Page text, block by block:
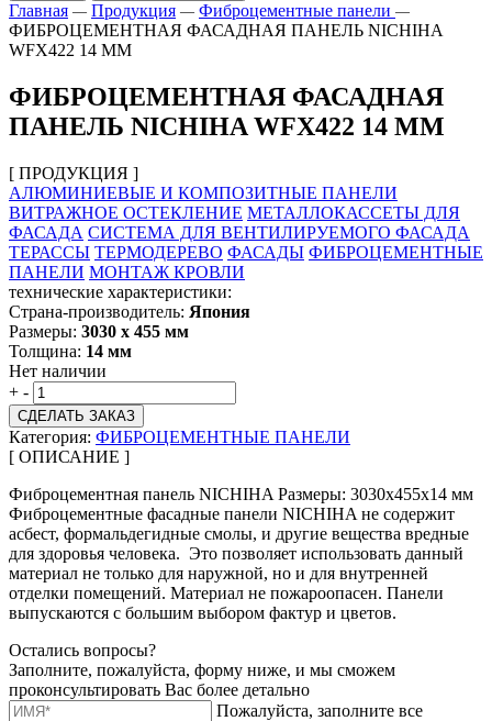
Главная — Продукция — Фиброцементные панели —
ФИБРОЦЕМЕНТНАЯ ФАСАДНАЯ ПАНЕЛЬ NICHIHA
WFX422 14 ММ
ФИБРОЦЕМЕНТНАЯ ФАСАДНАЯ
ПАНЕЛЬ NICHIHA WFX422 14 ММ
[ ПРОДУКЦИЯ ]
АЛЮМИНИЕВЫЕ И КОМПОЗИТНЫЕ ПАНЕЛИ
ВИТРАЖНОЕ ОСТЕКЛЕНИЕ МЕТАЛЛОКАССЕТЫ ДЛЯ
ФАСАДА СИСТЕМА ДЛЯ ВЕНТИЛИРУЕМОГО ФАСАДА
ТЕРАССЫ ТЕРМОДЕРЕВО ФАСАДЫ ФИБРОЦЕМЕНТНЫЕ
ПАНЕЛИ МОНТАЖ КРОВЛИ
технические характеристики:
Страна-производитель: Япония
Размеры: 3030 х 455 мм
Толщина: 14 мм
Нет наличии
+ -
СДЕЛАТЬ ЗАКАЗ
Категория: ФИБРОЦЕМЕНТНЫЕ ПАНЕЛИ
[ ОПИСАНИЕ ]
Фиброцементная панель NICHIHA Размеры: 3030х455х14 мм
Фиброцементные фасадные панели NICHIHA не содержит
асбест, формальдегидные смолы, и другие вещества вредные
для здоровья человека. Это позволяет использовать данный
материал не только для наружной, но и для внутренней
отделки помещений. Материал не пожароопасен. Панели
выпускаются с большим выбором фактур и цветов.
Остались вопросы?
Заполните, пожалуйста, форму ниже, и мы сможем
проконсультировать Вас более детально
Пожалуйста, заполните все